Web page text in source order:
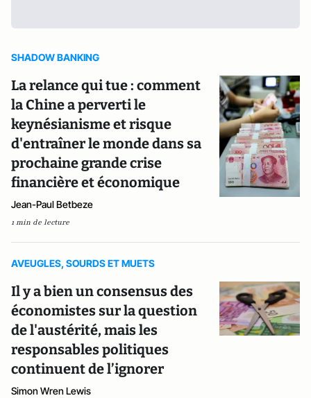
SHADOW BANKING
La relance qui tue : comment
la Chine a perverti le
keynésianisme et risque
d'entraîner le monde dans sa
prochaine grande crise
financière et économique
Jean-Paul Betbeze
1 min de lecture
AVEUGLES, SOURDS ET MUETS
Il y a bien un consensus des
économistes sur la question
de l'austérité, mais les
responsables politiques
continuent de l’ignorer
Simon Wren Lewis